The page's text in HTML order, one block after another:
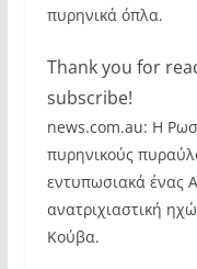
πυρηνικά όπλα.
Thank you for
subscribe!
news.com.au: Η
πυρηνικούς
εντυπωσιακά ένας
ανατριχιαστική
Κούβα.